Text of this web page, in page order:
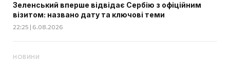
Зеленський вперше відвідає Сербію з офіційним
візитом: названо дату та ключові теми
22:25 | 6.08.2026
НОВИНИ